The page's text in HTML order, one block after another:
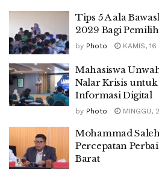
Tips 5 A ala
2029 Bagi
by Photo KAMIS,
Mahasiswa
Nalar Krisis
Informasi Digital
by Photo MINGGU,
Mohammad
Percepatan
Barat